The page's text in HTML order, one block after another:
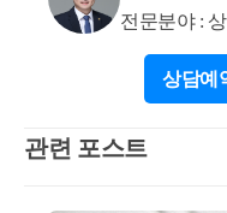
전문분야 :
상담예
관련 포스트